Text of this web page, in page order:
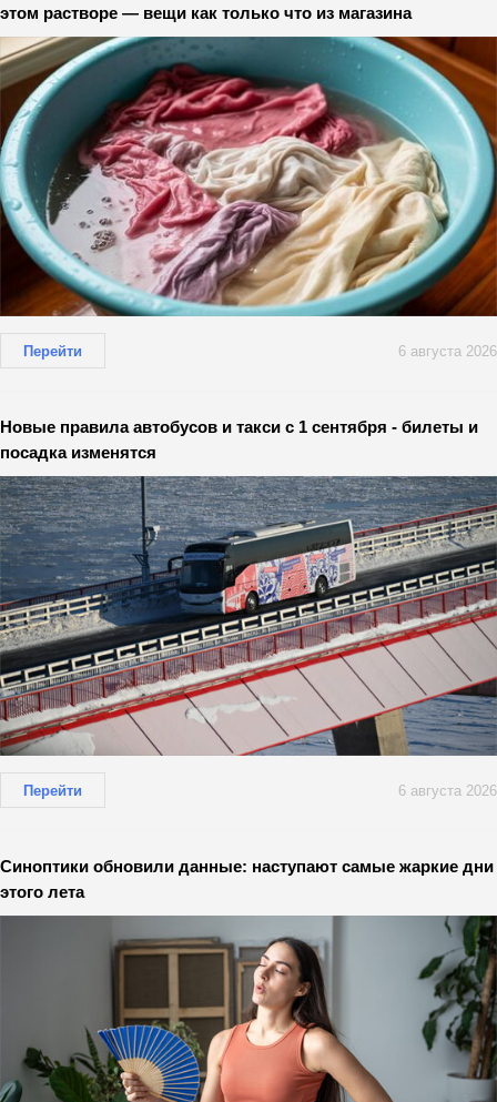
этом растворе — вещи как только что из магазина
Перейти 6 августа 2026
Новые правила автобусов и такси с 1 сентября - билеты и
посадка изменятся
Перейти 6 августа 2026
Синоптики обновили данные: наступают самые жаркие дни
этого лета